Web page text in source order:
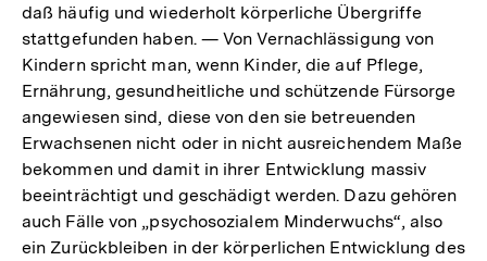
daß häufig und wiederholt körperliche Übergriffe
stattgefunden haben. — Von Vernachlässigung von
Kindern spricht man, wenn Kinder, die auf Pflege,
Ernährung, gesundheitliche und schützende Fürsorge
angewiesen sind, diese von den sie betreuenden
Erwachsenen nicht oder in nicht ausreichendem Maße
bekommen und damit in ihrer Entwicklung massiv
beeinträchtigt und geschädigt werden. Dazu gehören
auch Fälle von „psychosozialem Minderwuchs“, also
ein Zurückbleiben in der körperlichen Entwicklung des